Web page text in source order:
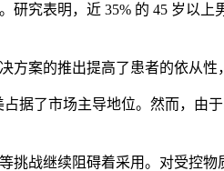
究表明，近 35% 的 45 岁以
案的推出提高了患者的依从性
据了市场主导地位。然而，由
战继续阻碍着采用。对受控